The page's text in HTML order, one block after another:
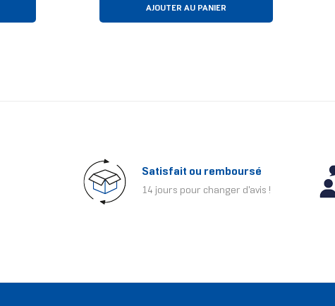
AJOUTER AU PANIER
Satisfait ou remboursé
14 jours pour changer d'avis !